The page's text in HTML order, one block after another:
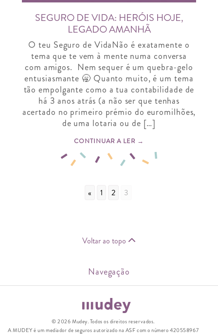
SEGURO DE VIDA: HERÓIS HOJE,
LEGADO AMANHÃ
O teu Seguro de VidaNão é exatamente o
tema que te vem à mente numa conversa
com amigos. Nem sequer é um quebra-gelo
entusiasmante 🥱 Quanto muito, é um tema
tão empolgante como a tua contabilidade de
há 3 anos atrás (a não ser que tenhas
acertado no primeiro prémio do euromilhões,
de uma lotaria ou de […]
CONTINUAR A LER →
« 1 2 3
Voltar ao topo
Navegação
© 2026 Mudey. Todos os direitos reservados.
A MUDEY é um mediador de seguros autorizado na ASF com o número 420558967